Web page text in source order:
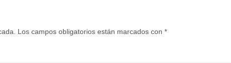
Los campos obligatorios están marcados con *